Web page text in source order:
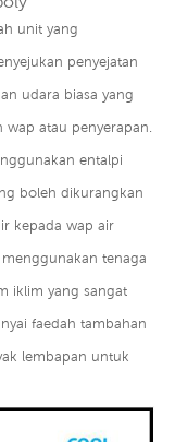
unit yang
penyejatan
udara biasa yang
atau penyerapan.
entalpi
boleh dikurangkan
kepada wap air
tenaga
iklim yang sangat
faedah tambahan
lembapan untuk